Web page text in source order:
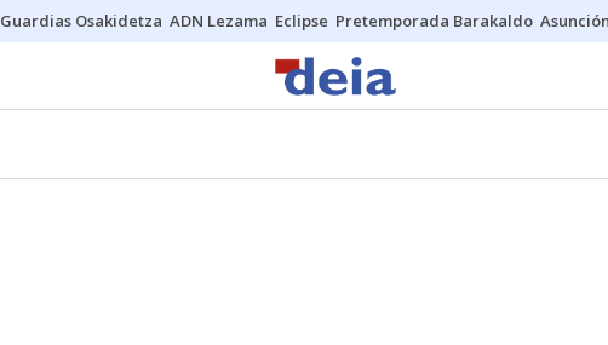
Guardias Osakidetza ADN Lezama Eclipse Pretemporada Barakaldo